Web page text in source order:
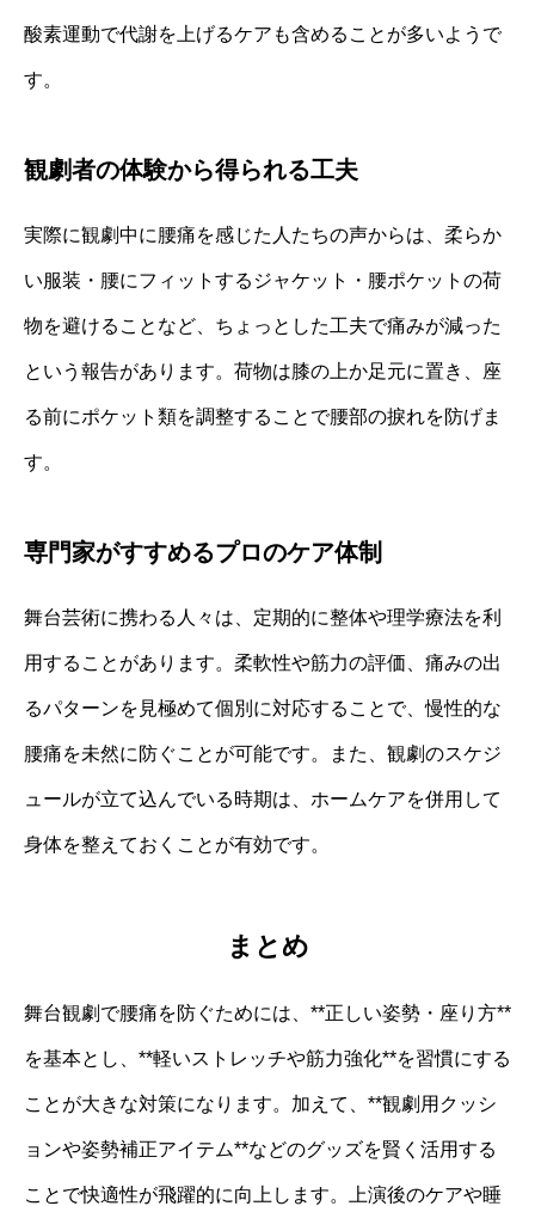
酸素運動で代謝を上げるケアも含めることが多いようで
す。
観劇者の体験から得られる工夫
実際に観劇中に腰痛を感じた人たちの声からは、柔らか
い服装・腰にフィットするジャケット・腰ポケットの荷
物を避けることなど、ちょっとした工夫で痛みが減った
という報告があります。荷物は膝の上か足元に置き、座
る前にポケット類を調整することで腰部の捩れを防げま
す。
専門家がすすめるプロのケア体制
舞台芸術に携わる人々は、定期的に整体や理学療法を利
用することがあります。柔軟性や筋力の評価、痛みの出
るパターンを見極めて個別に対応することで、慢性的な
腰痛を未然に防ぐことが可能です。また、観劇のスケジ
ュールが立て込んでいる時期は、ホームケアを併用して
身体を整えておくことが有効です。
まとめ
舞台観劇で腰痛を防ぐためには、**正しい姿勢・座り方**
を基本とし、**軽いストレッチや筋力強化**を習慣にする
ことが大きな対策になります。加えて、**観劇用クッシ
ョンや姿勢補正アイテム**などのグッズを賢く活用する
ことで快適性が飛躍的に向上します。上演後のケアや睡